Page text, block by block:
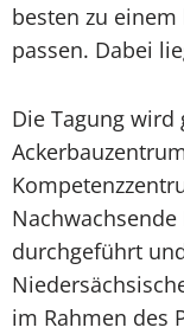
besten zu
passen. Dabei
Die Tagung
durchgeführt
im Rahmen des